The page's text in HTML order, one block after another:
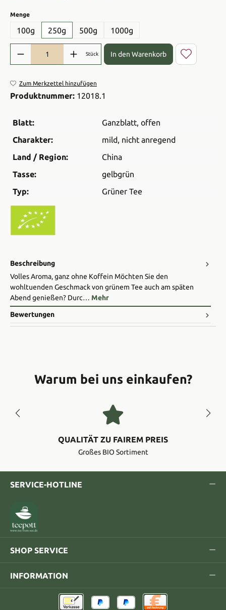
Mengeauswählen
100g 250g 500g 1000g
Produkt Anzahl: Gib den gewünschten Wert ein oder benutze die
Stück In den Warenkorb
Zum Merkzettel hinzufügen
Produktnummer: 12018.1
Blatt: Ganzblatt, offen
Charakter:
mild, nicht anregend
Land / Region:
China
Tasse:
gelbgrün
Typ:
Grüner Tee
Beschreibung
Volles Aroma, ganz ohne Koffein Möchten Sie den
wohltuenden Geschmack von grünem Tee auch am späten
Abend genießen? Durc… Mehr
Bewertungen
Warum bei uns einkaufen?
QUALITÄT ZU FAIREM PREIS
Großes BIO Sortiment
SERVICE-HOTLINE
SHOP SERVICE
INFORMATION